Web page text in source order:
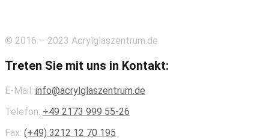
© 2016 – 2023 Acrylglaszentrum.de
Treten Sie mit uns in Kontakt:
E-Mail: info@acrylglaszentrum.de
Telefon: +49 2173 999 55-26
Fax: (+49) 3212 12 70 195